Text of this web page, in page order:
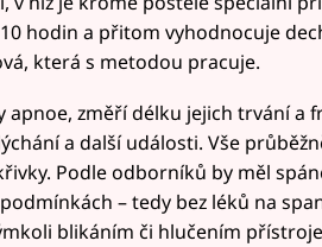
hodin a přitom vyhodnocuje
která s metodou pracuje.
apnoe, změří délku jejich trvání a
a další události. Vše
Podle odborníků by měl
– tedy bez léků na
blikáním či hlučením